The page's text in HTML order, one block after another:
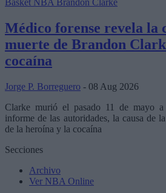
Basket NBA Brandon Clarke
Médico forense revela la
muerte de Brandon
cocaína
Jorge P. Borreguero - 08 Aug 2026
Clarke murió el pasado 11 de mayo
informe de las autoridades, la causa de
de la heroína y la cocaína
Secciones
Archivo
Ver NBA Online